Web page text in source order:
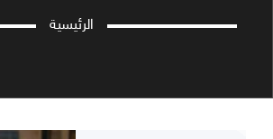
الرئيسية